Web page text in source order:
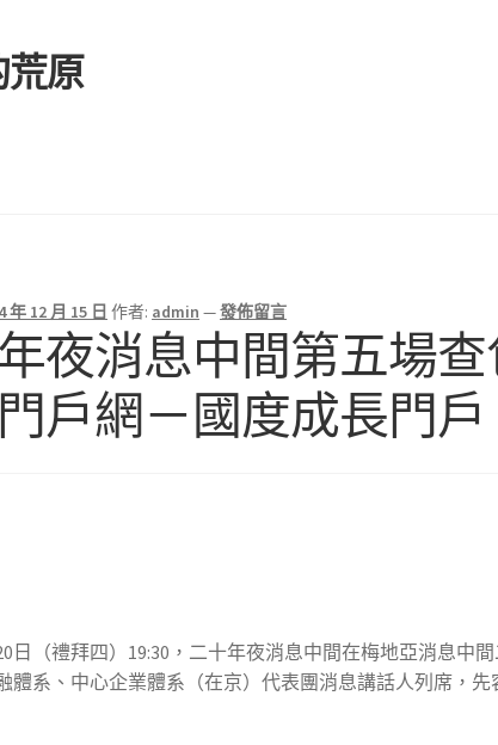
原
年 12 月 15 日 作者: admin —發佈留言
夜消息中間第五場
戶網－國度成長門戶
日（禮拜四）19:30，二十年夜消息中間在梅地亞消息
體系、中心企業體系（在京）代表團消息講話人列席，